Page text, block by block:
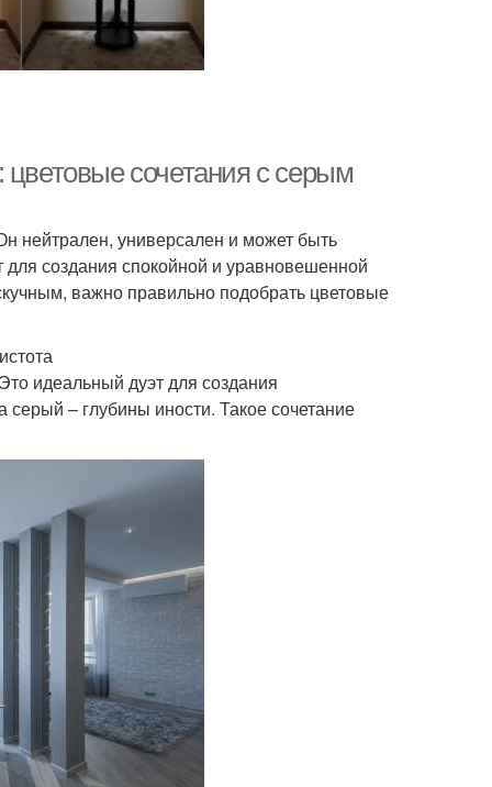
сочетания с серым
нейтрален, универсален и может быть
создания спокойной и уравновешенной
важно правильно подобрать цветовые
идеальный дуэт для создания
– глубины иности. Такое сочетание